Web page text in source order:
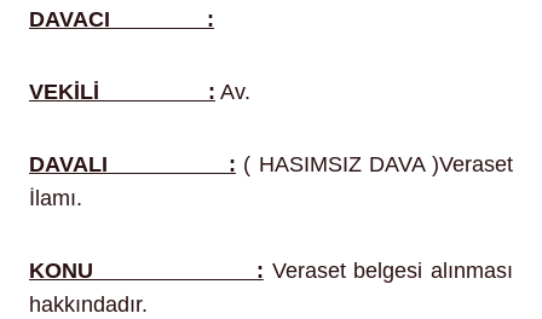
DAVACI :
VEKİLİ : Av.
DAVALI : ( HASIMSIZ DAVA )Veraset
İlamı.
KONU : Veraset belgesi alınması
hakkındadır.